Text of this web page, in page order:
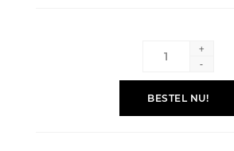
+
-
BESTEL NU!